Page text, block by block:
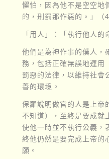
懼怕，因為他不是空空地
的，刑罰那作惡的。」（4
「用人」：「執行他人的
他們是為神作事的僕人，
務，包括正確無誤地運用
罰惡的法律，以維持社會
善的環境。
保羅說明做官的人是上帝
不知道），至終是要成就
使他一時並不執行公義，
終他仍然是要完成上帝的
願。